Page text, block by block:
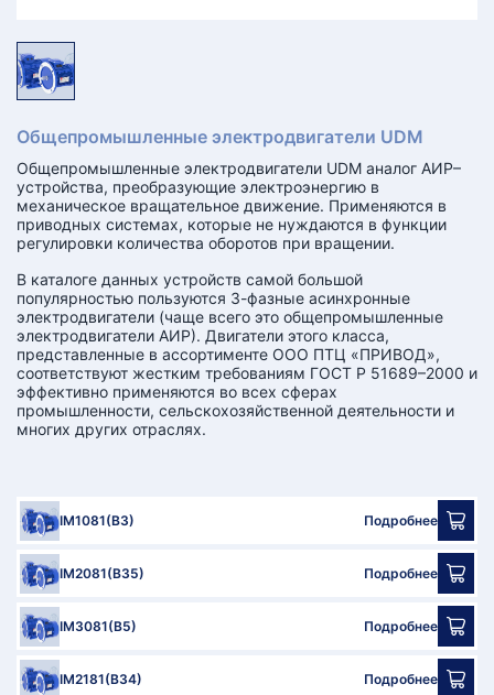
Общепромышленные электродвигатели UDM
Обще­промышленные электро­двигатели UDM аналог АИР–
устройства, преобразующие электроэнергию в
механическое вращательное движение. Применяются в
приводных системах, которые не нуждаются в функции
регулировки количества оборотов при вращении.
В каталоге данных устройств самой большой
популярностью пользуются 3-фазные асинхронные
электродвигатели (чаще всего это общепромышленные
электродвигатели АИР). Двигатели этого класса,
представленные в ассортименте ООО ПТЦ «ПРИВОД»,
соответствуют жестким требованиям ГОСТ Р 51689–2000 и
эффективно применяются во всех сферах
промышленности, сельскохозяйственной деятельности и
многих других отраслях.
IM1081(B3) Подробнее
IM2081(B35) Подробнее
IM3081(B5) Подробнее
IM2181(B34) Подробнее